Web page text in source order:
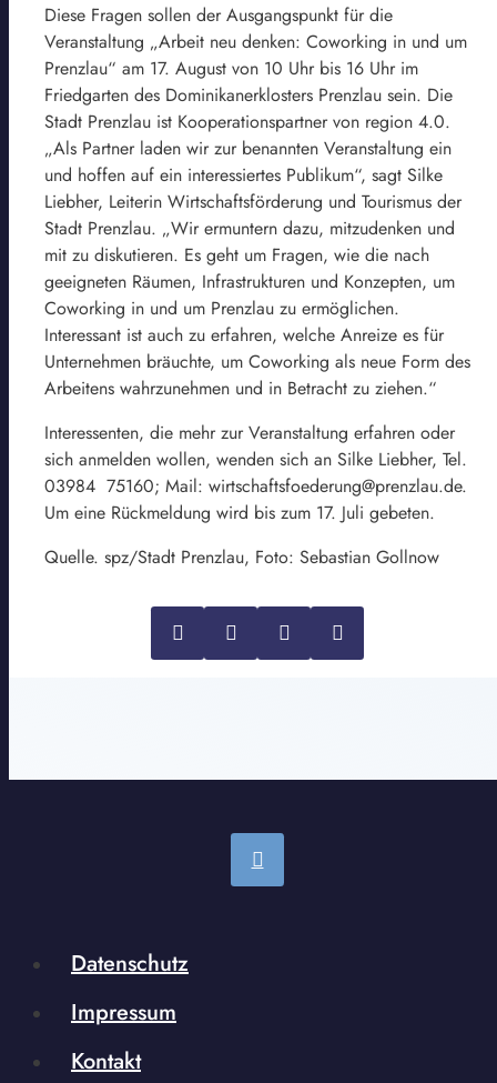
Diese Fragen sollen der Ausgangspunkt für die
Veranstaltung „Arbeit neu denken: Coworking in und um
Prenzlau“ am 17. August von 10 Uhr bis 16 Uhr im
Friedgarten des Dominikanerklosters Prenzlau sein. Die
Stadt Prenzlau ist Kooperationspartner von region 4.0.
„Als Partner laden wir zur benannten Veranstaltung ein
und hoffen auf ein interessiertes Publikum“, sagt Silke
Liebher, Leiterin Wirtschaftsförderung und Tourismus der
Stadt Prenzlau. „Wir ermuntern dazu, mitzudenken und
mit zu diskutieren. Es geht um Fragen, wie die nach
geeigneten Räumen, Infrastrukturen und Konzepten, um
Coworking in und um Prenzlau zu ermöglichen.
Interessant ist auch zu erfahren, welche Anreize es für
Unternehmen bräuchte, um Coworking als neue Form des
Arbeitens wahrzunehmen und in Betracht zu ziehen.“
Interessenten, die mehr zur Veranstaltung erfahren oder
sich anmelden wollen, wenden sich an Silke Liebher, Tel.
03984 75160; Mail: wirtschaftsfoederung@prenzlau.de.
Um eine Rückmeldung wird bis zum 17. Juli gebeten.
Quelle. spz/Stadt Prenzlau, Foto: Sebastian Gollnow
Datenschutz
Impressum
Kontakt